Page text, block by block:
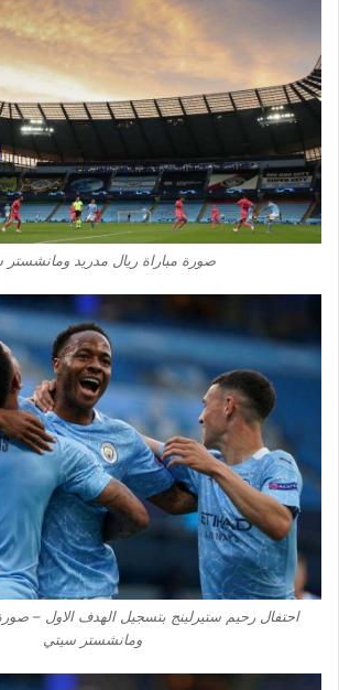
صورة مباراة ريال مدريد ومانشستر
احتفال رحيم ستيرلينج بتسجيل الهدف الاول –
ومانشستر سيتي